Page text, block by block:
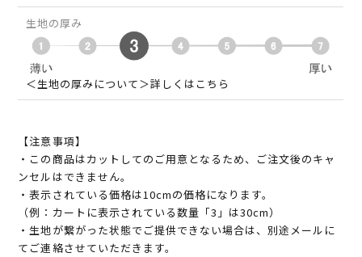
生地の厚み
＜生地の厚みについて＞詳しくはこちら
【注意事項】
・この商品はカットしてのご用意となるため、ご注文後のキャ
ンセルはできません。
・表示されている価格は10cmの価格になります。
（例：カートに表示されている数量「3」は30cm）
・生地が繋がった状態でご提供できない場合は、別途メールに
てご連絡させていただきます。